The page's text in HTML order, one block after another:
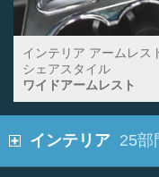
インテリア アームレス
シェアスタイル
ワイドアームレスト
インテリア 25部